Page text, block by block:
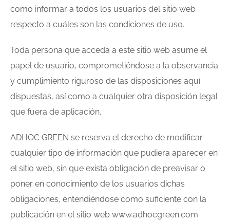
como informar a todos los usuarios del sitio web
respecto a cuáles son las condiciones de uso.
Toda persona que acceda a este sitio web asume el
papel de usuario, comprometiéndose a la observancia
y cumplimiento riguroso de las disposiciones aquí
dispuestas, así como a cualquier otra disposición legal
que fuera de aplicación.
ADHOC GREEN se reserva el derecho de modificar
cualquier tipo de información que pudiera aparecer en
el sitio web, sin que exista obligación de preavisar o
poner en conocimiento de los usuarios dichas
obligaciones, entendiéndose como suficiente con la
publicación en el sitio web www.adhocgreen.com